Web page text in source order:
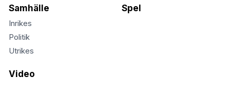
Samhälle
Inrikes
Politik
Utrikes
Spel
Video